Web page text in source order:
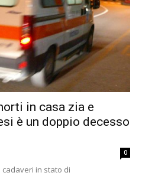
in casa zia e
è un doppio decesso
0
cadaveri in stato di